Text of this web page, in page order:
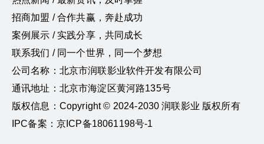
招商加盟 / 合作共赢，奔赴成功
案例展示 / 实践分享，共同成长
联系我们 / 同一个世界，同一个梦想
公司名称：北京市润联影业软件开发有限公司
通讯地址：北京市海淀区黄河路135号
版权信息：Copyright © 2024-2030 润联影业 版权所有
IPC备案：京ICP备18061198号-1